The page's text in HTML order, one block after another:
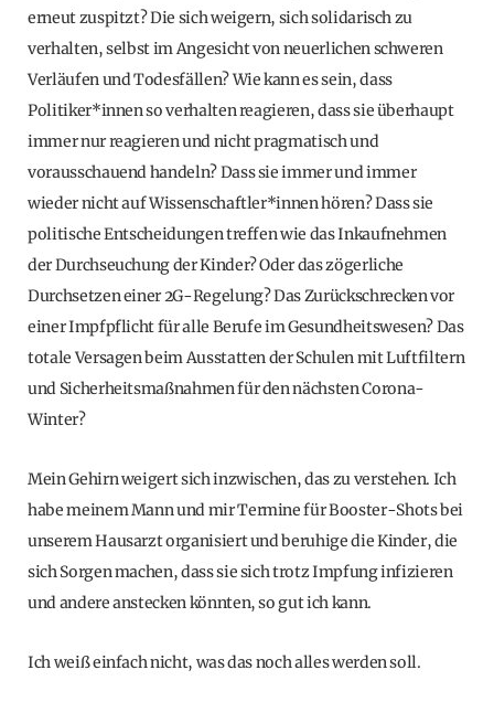
erneut zuspitzt? Die sich weigern, sich solidarisch zu
verhalten, selbst im Angesicht von neuerlichen schweren
Verläufen und Todesfällen? Wie kann es sein, dass
Politiker*innen so verhalten reagieren, dass sie überhaupt
immer nur reagieren und nicht pragmatisch und
vorausschauend handeln? Dass sie immer und immer
wieder nicht auf Wissenschaftler*innen hören? Dass sie
politische Entscheidungen treffen wie das Inkaufnehmen
der Durchseuchung der Kinder? Oder das zögerliche
Durchsetzen einer 2G-Regelung? Das Zurückschrecken vor
einer Impfpflicht für alle Berufe im Gesundheitswesen? Das
totale Versagen beim Ausstatten der Schulen mit Luftfiltern
und Sicherheitsmaßnahmen für den nächsten Corona-
Winter?
Mein Gehirn weigert sich inzwischen, das zu verstehen. Ich
habe meinem Mann und mir Termine für Booster-Shots bei
unserem Hausarzt organisiert und beruhige die Kinder, die
sich Sorgen machen, dass sie sich trotz Impfung infizieren
und andere anstecken könnten, so gut ich kann.
Ich weiß einfach nicht, was das noch alles werden soll.